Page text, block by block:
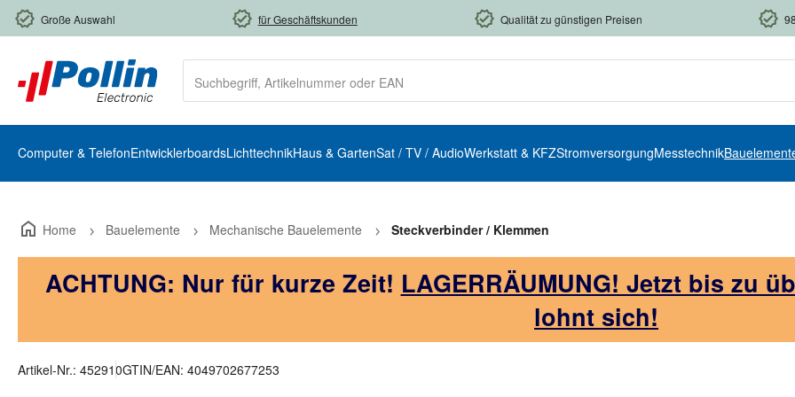
Hauptinhalt springen
Zur Suche springen
Zur Hauptnavigation springen
Große Auswahl für Geschäftskunden Qualität zu günstigen Preisen
Computer & TelefonEntwicklerboardsLichttechnikHaus & GartenSat / TV / AudioWerkstatt & KFZStromversorgungMesstechnik
Home Bauelemente Mechanische Bauelemente Steckverbinder / Klemmen
ACHTUNG: Nur für kurze Zeit! LAGERRÄUMUNG! Jetzt bis zu
lohnt sich!
Artikel-Nr.: 452910GTIN/EAN: 4049702677253